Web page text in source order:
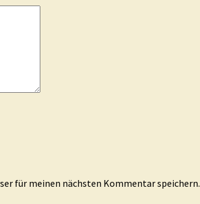
für meinen nächsten Kommentar speichern.